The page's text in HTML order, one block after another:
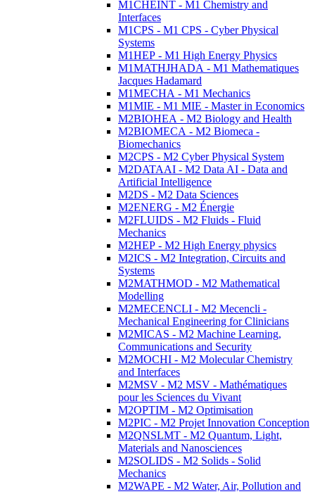
M1CHEINT - M1 Chemistry and
Interfaces
M1CPS - M1 CPS - Cyber Physical
Systems
M1HEP - M1 High Energy Physics
M1MATHJHADA - M1 Mathematiques
Jacques Hadamard
M1MECHA - M1 Mechanics
M1MIE - M1 MIE - Master in Economics
M2BIOHEA - M2 Biology and Health
M2BIOMECA - M2 Biomeca -
Biomechanics
M2CPS - M2 Cyber Physical System
M2DATAAI - M2 Data AI - Data and
Artificial Intelligence
M2DS - M2 Data Sciences
M2ENERG - M2 Énergie
M2FLUIDS - M2 Fluids - Fluid
Mechanics
M2HEP - M2 High Energy physics
M2ICS - M2 Integration, Circuits and
Systems
M2MATHMOD - M2 Mathematical
Modelling
M2MECENCLI - M2 Mecencli -
Mechanical Engineering for Clinicians
M2MICAS - M2 Machine Learning,
Communications and Security
M2MOCHI - M2 Molecular Chemistry
and Interfaces
M2MSV - M2 MSV - Mathématiques
pour les Sciences du Vivant
M2OPTIM - M2 Optimisation
M2PIC - M2 Projet Innovation Conception
M2QNSLMT - M2 Quantum, Light,
Materials and Nanosciences
M2SOLIDS - M2 Solids - Solid
Mechanics
M2WAPE - M2 Water, Air, Pollution and